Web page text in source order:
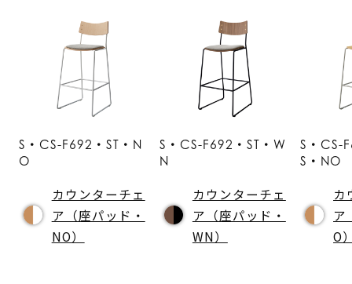
S・CS-F692・ST・N
O
カウンターチェ
ア（座パッド・
NO）
S・CS-F692・ST・W
N
カウンターチェ
ア（座パッド・
WN）
S・CS-
S・NO
カ
ア
O